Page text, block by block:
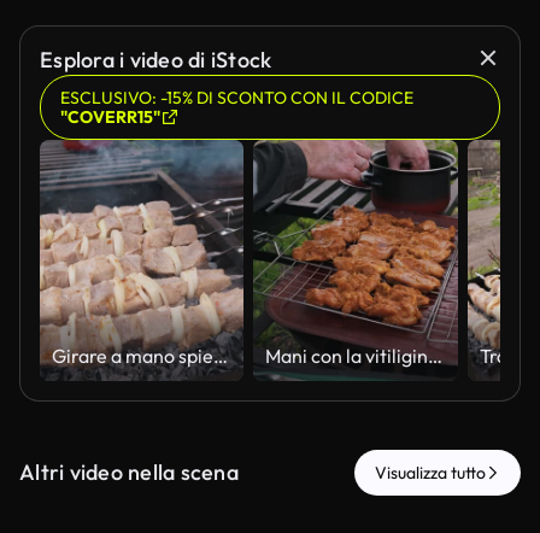
Esplora i video di iStock
ESCLUSIVO: -15% DI SCONTO CON IL CODICE
"COVERR15"
Girare a mano spiedini di carne su griglia a carbone con fumo che si alza Mani con la vitiligine che dispongono la carne marinata sulla griglia del barbecue
Altri video nella scena Visualizza tutto